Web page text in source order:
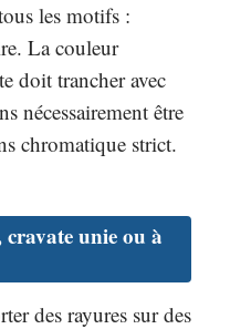
les motifs :
La couleur
doit trancher avec
nécessairement être
chromatique strict.
cravate unie ou à
des rayures sur des